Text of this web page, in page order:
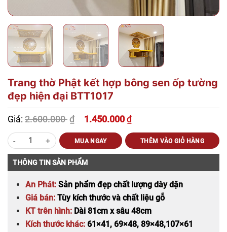
Trang thờ Phật kết hợp bông sen ốp tường
đẹp hiện đại BTT1017
Giá: 2.600.000₫
Giá
gốc
là:
2.600.000 ₫.
1.450.000₫
Giá
hiện
tại
là:
1.450.000 ₫.
THÔNG TIN SẢN PHẨM
An Phát: Sản phẩm đẹp chất lượng dày dặn
Giá bán: Tùy kích thước và chất liệu gỗ
KT trên hình: Dài 81cm x sâu 48cm
Kích thước khác: 61×41,69×48, 89×48,107×61
Trang thờ Phật kết hợp bông sen ốp tường đẹp hiện đại BTT1017 số
THÊM VÀO GIỎ HÀNG
MUA NGAY